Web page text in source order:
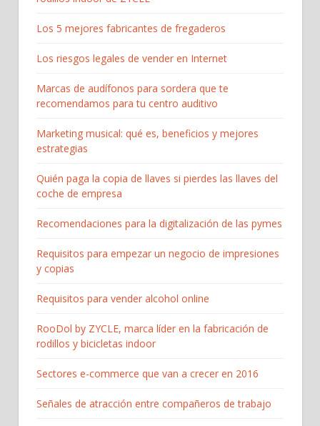
Los 5 mejores fabricantes de fregaderos
Los riesgos legales de vender en Internet
Marcas de audífonos para sordera que te
recomendamos para tu centro auditivo
Marketing musical: qué es, beneficios y mejores
estrategias
Quién paga la copia de llaves si pierdes las llaves del
coche de empresa
Recomendaciones para la digitalización de las pymes
Requisitos para empezar un negocio de impresiones
y copias
Requisitos para vender alcohol online
RooDol by ZYCLE, marca líder en la fabricación de
rodillos y bicicletas indoor
Sectores e-commerce que van a crecer en 2016
Señales de atracción entre compañeros de trabajo